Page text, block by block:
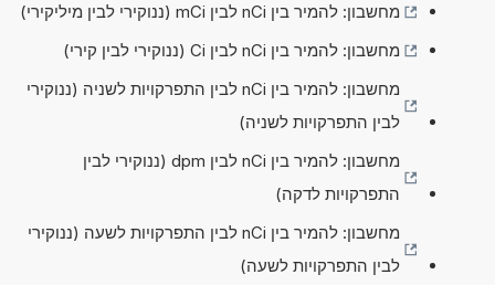
מחשבון: להמיר בין nCi לבין mCi (ננוקירי לבין מיליקירי)
מחשבון: להמיר בין nCi לבין Ci (ננוקירי לבין קירי)
מחשבון: להמיר בין nCi לבין התפרקויות לשניה (ננוקירי
לבין התפרקויות לשניה)
מחשבון: להמיר בין nCi לבין dpm (ננוקירי לבין
התפרקויות לדקה)
מחשבון: להמיר בין nCi לבין התפרקויות לשעה (ננוקירי
לבין התפרקויות לשעה)